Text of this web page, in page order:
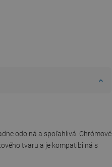
odolná a spoľahlivá. Chrómové
tvaru a je kompatibilná s